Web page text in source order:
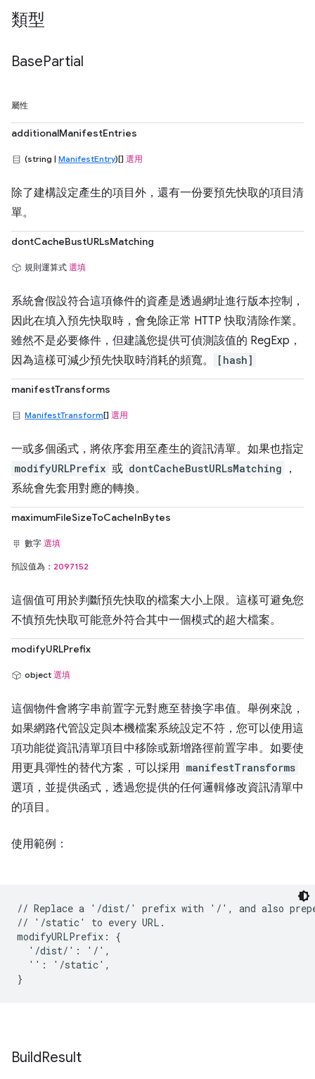
類型
BasePartial
屬性
additionalManifestEntries
(string | ManifestEntry)[] 選用
除了建構設定產生的項目外，還有一份要預先快取的項目清
單。
dontCacheBustURLsMatching
規則運算式 選填
系統會假設符合這項條件的資產是透過網址進行版本控制，
因此在填入預先快取時，會免除正常 HTTP 快取清除作業。
雖然不是必要條件，但建議您提供可偵測該值的 RegExp，
因為這樣可減少預先快取時消耗的頻寬。
[hash]
manifestTransforms
ManifestTransform[] 選用
一或多個函式，將依序套用至產生的資訊清單。如果也指定
modifyURLPrefix 或 dontCacheBustURLsMatching
，
系統會先套用對應的轉換。
maximumFileSizeToCacheInBytes
數字 選填
預設值為： 2097152
這個值可用於判斷預先快取的檔案大小上限。這樣可避免您
不慎預先快取可能意外符合其中一個模式的超大檔案。
modifyURLPrefix
object 選填
這個物件會將字串前置字元對應至替換字串值。舉例來說，
如果網路代管設定與本機檔案系統設定不符，您可以使用這
項功能從資訊清單項目中移除或新增路徑前置字串。如要使
用更具彈性的替代方案，可以採用 manifestTransforms
選項，並提供函式，透過您提供的任何邏輯修改資訊清單中
的項目。
使用範例：
// Replace a '/dist/' prefix with '/', and also
// '/static' to every URL.
modifyURLPrefix: {
  '/dist/': '/',
  '': '/static',
BuildResult